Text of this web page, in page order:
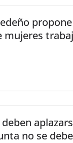
mujeres
no se